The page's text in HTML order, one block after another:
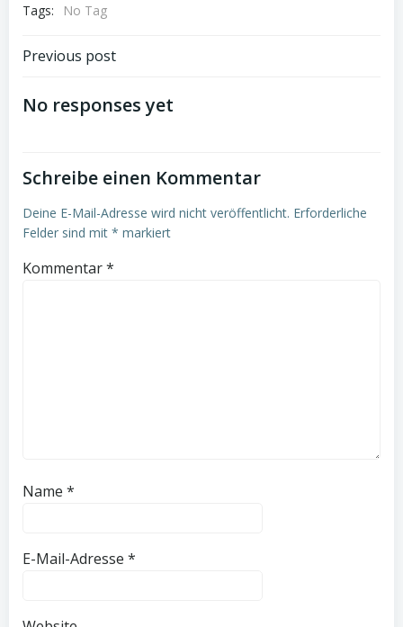
Tags:
No Tag
Post
navigation
Previous post
No responses yet
Schreibe einen Kommentar
Deine E-Mail-Adresse wird nicht veröffentlicht. Erforderliche
Felder sind mit * markiert
Kommentar*
Name *
E-Mail-Adresse *